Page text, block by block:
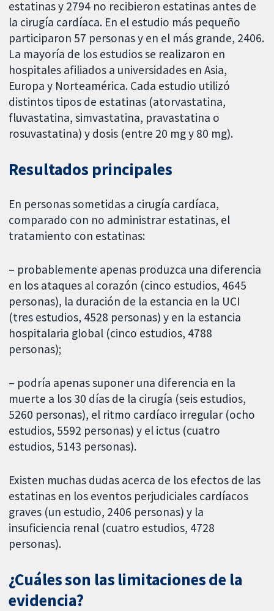
estatinas y 2794 no recibieron estatinas antes de
la cirugía cardíaca. En el estudio más pequeño
participaron 57 personas y en el más grande, 2406.
La mayoría de los estudios se realizaron en
hospitales afiliados a universidades en Asia,
Europa y Norteamérica. Cada estudio utilizó
distintos tipos de estatinas (atorvastatina,
fluvastatina, simvastatina, pravastatina o
rosuvastatina) y dosis (entre 20 mg y 80 mg).
Resultados principales
En personas sometidas a cirugía cardíaca,
comparado con no administrar estatinas, el
tratamiento con estatinas:
– probablemente apenas produzca una diferencia
en los ataques al corazón (cinco estudios, 4645
personas), la duración de la estancia en la UCI
(tres estudios, 4528 personas) y en la estancia
hospitalaria global (cinco estudios, 4788
personas);
– podría apenas suponer una diferencia en la
muerte a los 30 días de la cirugía (seis estudios,
5260 personas), el ritmo cardíaco irregular (ocho
estudios, 5592 personas) y el ictus (cuatro
estudios, 5143 personas).
Existen muchas dudas acerca de los efectos de las
estatinas en los eventos perjudiciales cardíacos
graves (un estudio, 2406 personas) y la
insuficiencia renal (cuatro estudios, 4728
personas).
¿Cuáles son las limitaciones de la
evidencia?